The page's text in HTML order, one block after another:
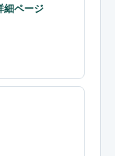
ページ